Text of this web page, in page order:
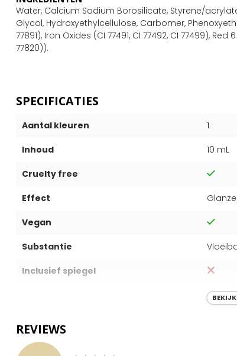
Water, Calcium Sodium Borosilicate, Styrene/
Glycol, Hydroxyethylcellulose, Carbomer,
77891), Iron Oxides (CI 77491, CI 77492, CI 77499), Red
77820)).
SPECIFICATIES
Aantal kleuren 1
Inhoud 10 mL
Cruelty free
Effect
Vegan
Substantie
Inclusief spiegel
Land van oorsprong
BEKIJK
REVIEWS